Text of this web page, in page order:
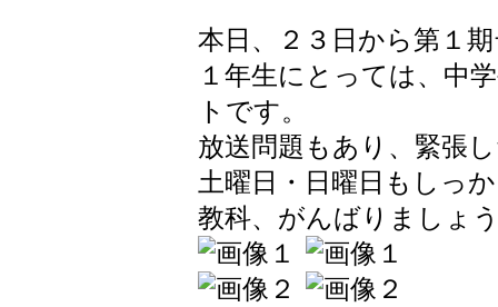
本日、２３日から第１
１年生にとっては、中
トです。
放送問題もあり、緊張
土曜日・日曜日もしっ
教科、がんばりましょ